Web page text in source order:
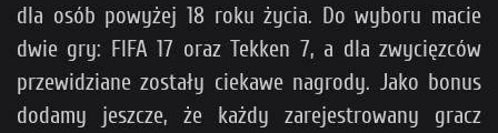
dla osób powyżej 18 roku życia. Do wyboru macie
dwie gry: FIFA 17 oraz Tekken 7, a dla zwycięzców
przewidziane zostały ciekawe nagrody. Jako bonus
dodamy jeszcze, że każdy zarejestrowany gracz